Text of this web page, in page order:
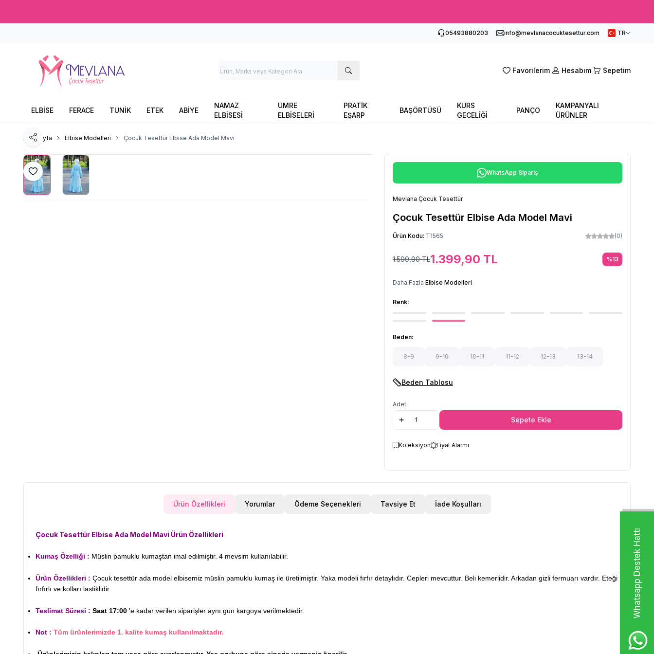
Whatsapp Destek Hattı
05493880203 info@mevlanacocuktesettur.com TR
Favorilerim Hesabım Sepetim
ELBİSE FERACE TUNİK ETEK ABİYE
NAMAZ
ELBİSESİ
UMRE
ELBİSELERİ
PRATİK
EŞARP
BAŞÖRTÜSÜ
KURS
GECELİĞİ
PANÇO
KAMPANYALI
ÜRÜNLER
Ana Sayfa Elbise Modelleri Çocuk Tesettür Elbise Ada Model Mavi
Favoriye Ekle
Paylaş
WhatsApp Sipariş
Mevlana Çocuk Tesettür
Çocuk Tesettür Elbise Ada Model Mavi
Ürün Kodu: T1565 (0)
1.599,90TL1.399,90 TL %13
Daha Fazla Elbise Modelleri
Renk:
Beden:
8-9 9-10 10-11 11-12 12-13 13-14
Beden Tablosu
Adet
Sepete Ekle
Koleksiyon Fiyat Alarmı
Ürün Özellikleri Yorumlar Ödeme Seçenekleri Tavsiye Et İade Koşulları
Çocuk Tesettür Elbise Ada Model Mavi Ürün Özellikleri
Kumaş Özelliği : Müslin pamuklu kumaştan imal edilmiştir. 4 mevsim kullanılabilir.
Ürün Özellikleri : Çocuk tesettür ada model elbisemiz müslin pamuklu kumaş ile üretilmiştir. Yaka modeli fırfır detaylıdır. Cepleri mevcuttur. Beli kemerlidir. Arkadan gizli fermuarı vardır. Eteği
fırfırlı ve kolları lastiklidir.
Teslimat Süresi : Saat 17:00 'e kadar verilen siparişler aynı gün kargoya verilmektedir.
Not : Tüm ürünlerimizde 1. kalite kumaş kullanılmaktadır.